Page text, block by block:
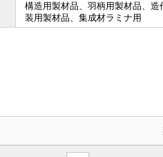
構造用製材品、羽柄用製材品、造
装用製材品、集成材ラミナ用